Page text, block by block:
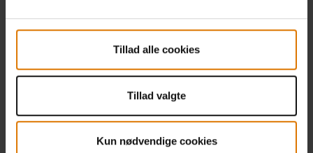
Tillad alle cookies
Tillad valgte
Kun nødvendige cookies
x 13
Burgere